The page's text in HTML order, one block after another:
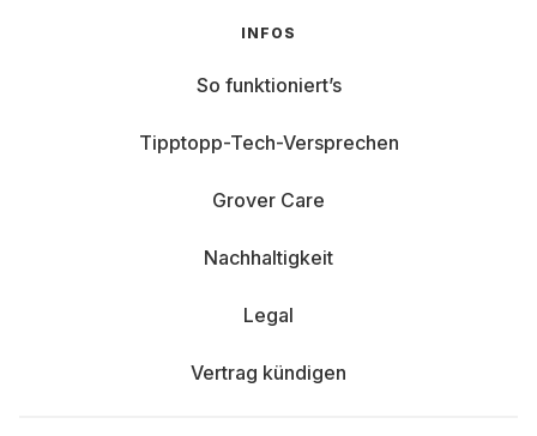
INFOS
So funktioniert’s
Tipptopp-Tech-Versprechen
Grover Care
Nachhaltigkeit
Legal
Vertrag kündigen